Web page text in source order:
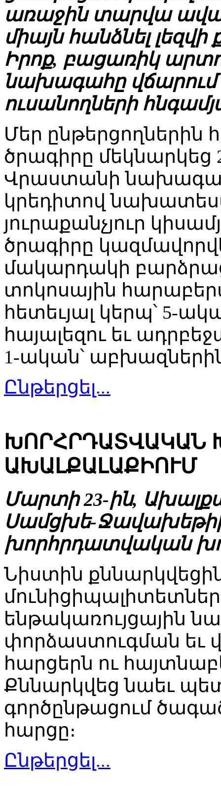
առաջին տարվա
միայն հանձնել լեզվի
Իրոք, բացառիկ
նախագահը վճարում է
ուսանողների
Մեր ընթերցողներին
ծրագիրը մեկնարկեց
Վրաստանի
կրեդիտով
յուրաքանչյուր
ծրագիրը
մակարդակի
տոկոսային
հետեւյալ կերպ՝ 5-
հայալեզու եւ
1-ական՝ աբխազներին
Ընթերցել...
ԽՈՐՀՐԴԱՏՎԱԿԱՆ
ԱԽԱԼՔԱԼԱՔԻՈՒՄ
Մարտի 23-ին,
Սամցխե-
խորհրդատվական
Նիստին
ենթակառույցային
փորձաստուգման եւ
հարցերն ու
Քննարկվեց նաեւ
գործընթացում
հարցը։
Ընթերցել...